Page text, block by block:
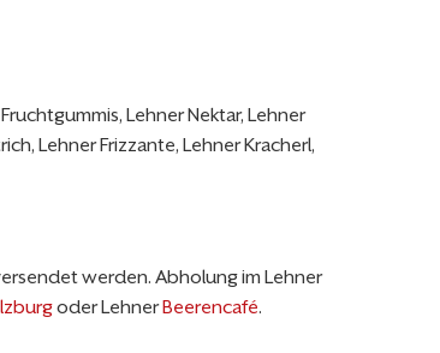
Lehner Nektar, Lehner
Lehner Frizzante, Lehner Kracherl,
werden. Abholung im Lehner
oder LehnerBeerencafé.